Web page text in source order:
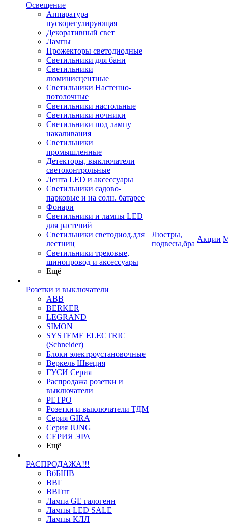
Освещение
Аппаратура
пускорегулирующая
Декоративный свет
Лампы
Прожекторы светодиодные
Светильники для бани
Светильники
люминисцентные
Светильники Настенно-
потолочные
Светильники настольные
Светильники ночники
Светильники под лампу
накаливания
Светильники
промышленные
Детекторы, выключатели
светоконтрольные
Лента LED и аксессуары
Светильники садово-
парковые и на солн. батарее
Фонари
Светильники и лампы LED
для растений
Светильники светодиод.для
лестниц
Светильники трековые,
шинопровод и аксессуары
Ещё
Розетки и выключатели
ABB
BERKER
LEGRAND
SIMON
SYSTEME ELECTRIC
(Schneider)
Блоки электроустановочные
Веркель Швеция
ГУСИ Серия
Распродажа розетки и
выключатели
РЕТРО
Розетки и выключатели ТДМ
Серия GIRA
Серия JUNG
СЕРИЯ ЭРА
Ещё
РАСПРОДАЖА!!!
ВбБШВ
ВВГ
ВВГнг
Лампа GE галогенн
Лампы LED SALE
Лампы КЛЛ
Люстры,
подвесы,бра
Акции